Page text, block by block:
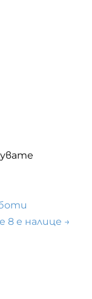
8 е налице →